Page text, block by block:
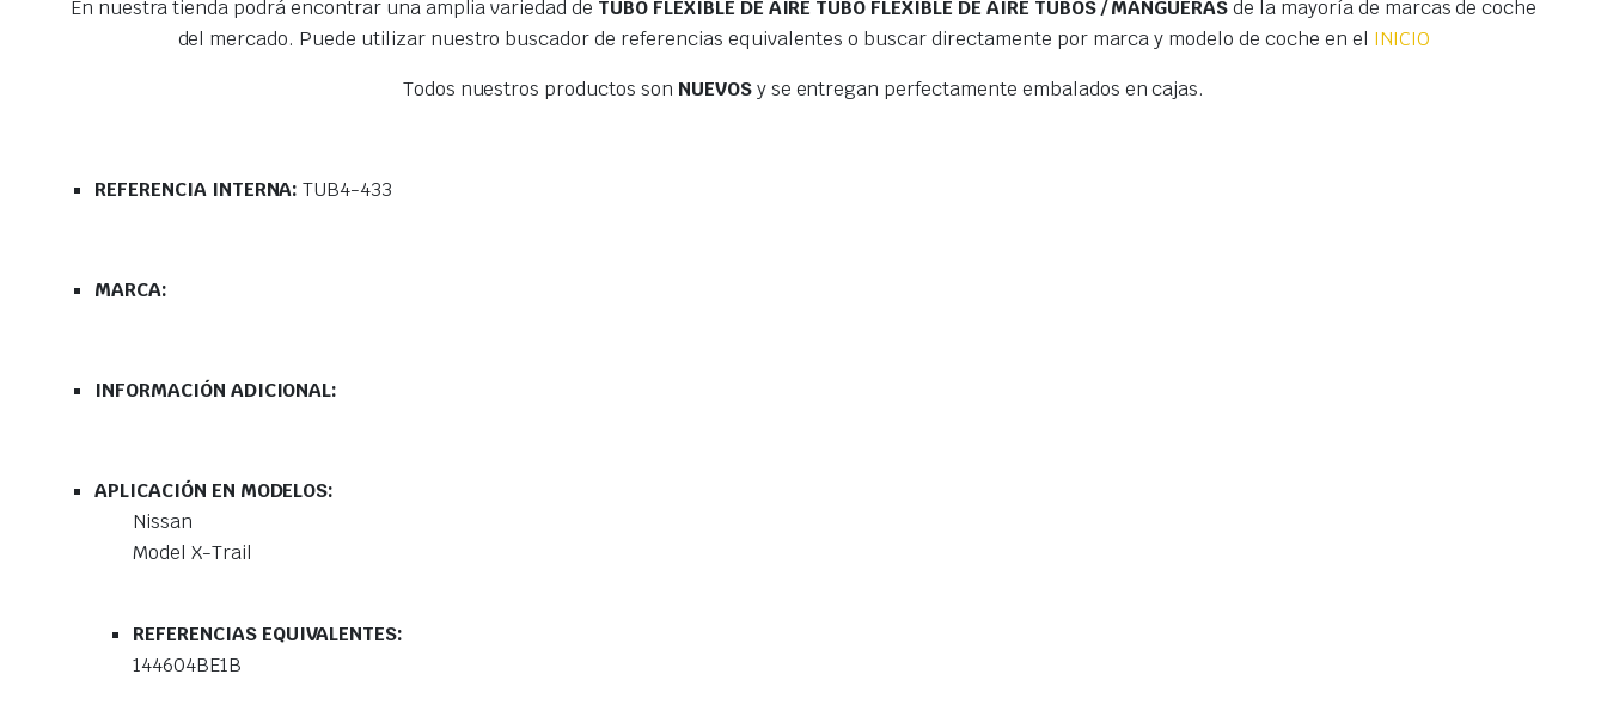
En nuestra tienda podrá encontrar una amplia variedad de TUBO FLEXIBLE DE AIRE TUBO FLEXIBLE DE AIRE TUBOS / MANGUERASde la mayoría de marcas de coche
del mercado. Puede utilizar nuestro buscador de referencias equivalentes o buscar directamente por marca y modelo de coche en el INICIO
Todos nuestros productos son NUEVOSy se entregan perfectamente embalados en cajas.
REFERENCIA INTERNA:TUB4-433
MARCA:
INFORMACIÓN ADICIONAL:
APLICACIÓN EN MODELOS:
Nissan
Model X-Trail
REFERENCIAS EQUIVALENTES:
144604BE1B